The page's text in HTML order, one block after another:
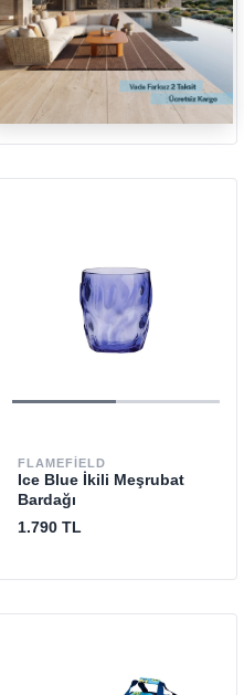
FLAMEFIELD
Savoy İkili Şampanya
Kadehi
2.190 TL
FLAMEFIELD
Ice Blue İkili Meşrubat
Bardağı
1.790 TL